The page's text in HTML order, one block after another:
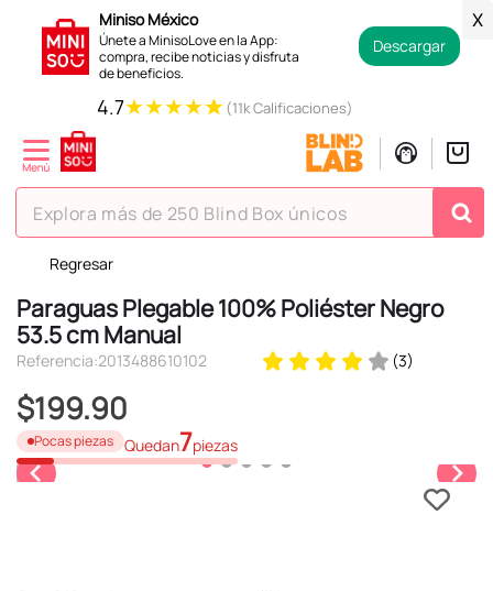
Miniso México
Únete a MinisoLove en la App:
compra, recibe noticias y disfruta
de beneficios.
Descargar
X
4.7★★★★★ (11k Calificaciones)
Explora más de 250 Blind Box únicos
Regresar
Paraguas Plegable 100% Poliéster Negro
53.5 cm Manual
Referencia:2013488610102 (3)
$199.90
Pocas piezas Quedan7piezas
TÉRMINOS MÁS BUSCADOS
1.
hello kitty
2.
spiderman
4
osito cariñosito
5.
blind box